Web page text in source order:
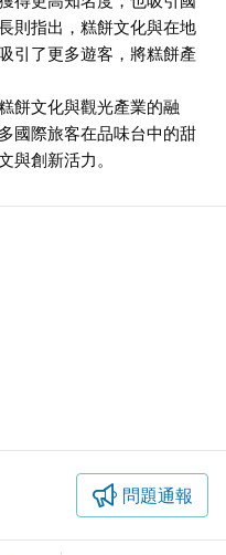
則指出，糕餅文化與在地
引了更多遊客，將糕餅產
餅文化與觀光產業的融
國際旅客在品味台中的甜
創新活力。
問題通報